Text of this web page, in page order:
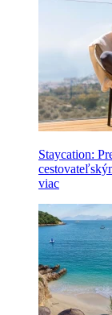
Staycation:
viac